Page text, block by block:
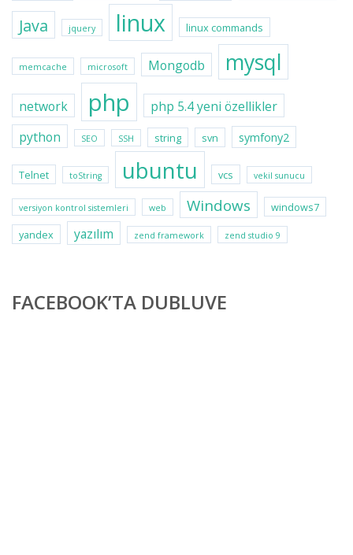
Java jquery linux linux commands
memcache microsoft Mongodb mysql
network php
php 5.4 yeni özellikler
python
SEO SSH string svn symfony2
Telnet toString ubuntu vcs vekil sunucu
versiyon kontrol sistemleri web Windows
windows7
yandex
yazılım zend framework zend studio 9
FACEBOOK’TA DUBLUVE